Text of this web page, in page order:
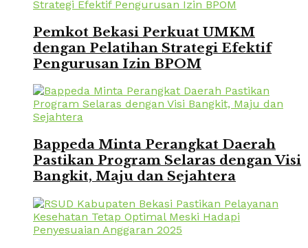
Pemkot Bekasi Perkuat UMKM
dengan Pelatihan Strategi Efektif
Pengurusan Izin BPOM
Bappeda Minta Perangkat Daerah
Pastikan Program Selaras dengan Visi
Bangkit, Maju dan Sejahtera